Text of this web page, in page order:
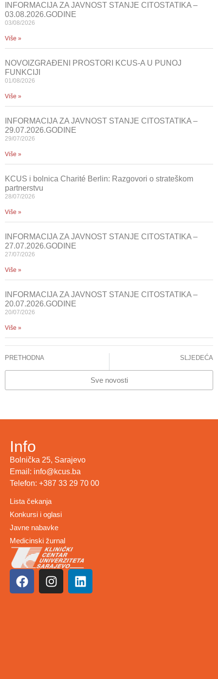
INFORMACIJA ZA JAVNOST STANJE CITOSTATIKA –
03.08.2026.GODINE
03/08/2026
Više »
NOVOIZGRAĐENI PROSTORI KCUS-A U PUNOJ
FUNKCIJI
01/08/2026
Više »
INFORMACIJA ZA JAVNOST STANJE CITOSTATIKA –
29.07.2026.GODINE
29/07/2026
Više »
KCUS i bolnica Charité Berlin: Razgovori o strateškom
partnerstvu
28/07/2026
Više »
INFORMACIJA ZA JAVNOST STANJE CITOSTATIKA –
27.07.2026.GODINE
27/07/2026
Više »
INFORMACIJA ZA JAVNOST STANJE CITOSTATIKA –
20.07.2026.GODINE
20/07/2026
Više »
PRETHODNA SLJEDEĆA
Sve novosti
Info
Bolnička 25, Sarajevo
Email: info@kcus.ba
Telefon: +387 33 29 70 00
Lista čekanja
Konkursi i oglasi
Javne nabavke
Medicinski žurnal